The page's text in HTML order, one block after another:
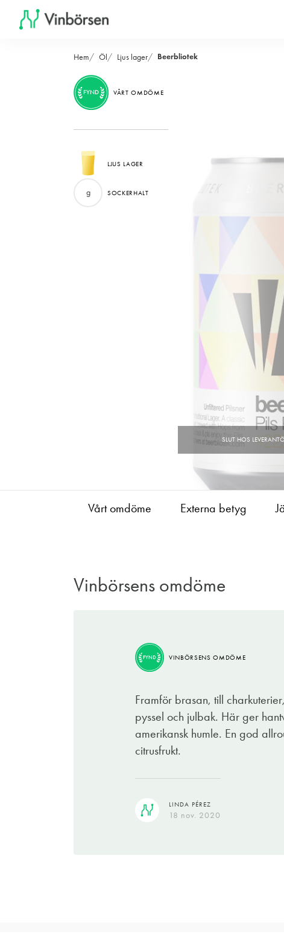
Hem Öl Ljus lager Beerbliotek
FYND VÅRT OMDÖME
LJUS LAGER
g SOCKERHALT
Vårt omdöme Externa betyg
Vinbörsens omdöme
FYND VINBÖRSENS OMDÖME
Framför brasan, till
pyssel och julbak. Här ger
amerikansk humle. En god
citrusfrukt.
LINDA PÉREZ
18 nov. 2020